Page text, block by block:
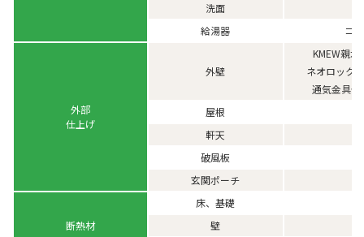
洗面
給湯器 コ
外部
仕上げ
外壁
KMEW親水
ネオロック
通気金具留
屋根
軒天
破風板
玄関ポーチ
断熱材
床、基礎
壁